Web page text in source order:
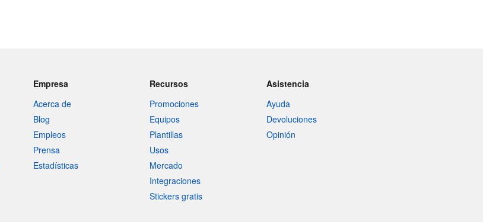
Empresa
Acerca de
Blog
Empleos
Prensa
Estadísticas
Recursos
Promociones
Equipos
Plantillas
Usos
Mercado
Integraciones
Stickers gratis
Asistencia
Ayuda
Devoluciones
Opinión